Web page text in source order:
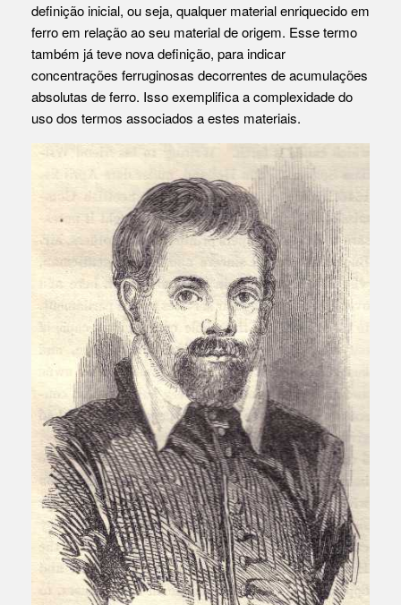
definição inicial, ou seja, qualquer material enriquecido em
ferro em relação ao seu material de origem. Esse termo
também já teve nova definição, para indicar
concentrações ferruginosas decorrentes de acumulações
absolutas de ferro. Isso exemplifica a complexidade do
uso dos termos associados a estes materiais.